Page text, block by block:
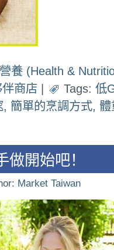
養 (Health &
伴商店 | Tags: 低
, 簡單的烹調方式, 體
做開始吧！
Market Taiwan